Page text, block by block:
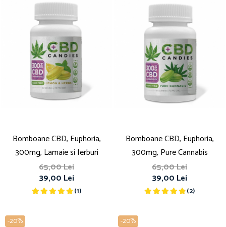
Bomboane CBD, Euphoria,
300mg, Lamaie si Ierburi
65,00 Lei
39,00 Lei
(1)
Bomboane CBD, Euphoria,
300mg, Pure Cannabis
65,00 Lei
39,00 Lei
(2)
-20% -20%